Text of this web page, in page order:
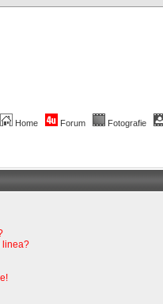
Home Forum Fotografie
linea?